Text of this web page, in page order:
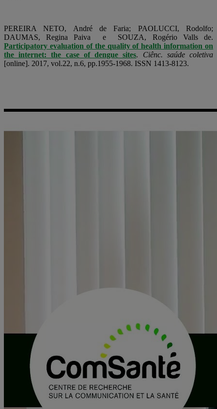
PEREIRA NETO, André de Faria; PAOLUCCI, Rodolfo;
DAUMAS, Regina Paiva e SOUZA, Rogério Valls de.
Participatory evaluation of the quality of health information on
the internet: the case of dengue sites. Ciênc. saúde coletiva
[online]. 2017, vol.22, n.6, pp.1955-1968. ISSN 1413-8123.